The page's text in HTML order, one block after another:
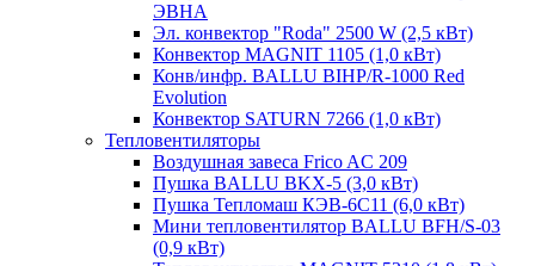
ЭВНА
Эл. конвектор "Roda" 2500 W (2,5 кВт)
Конвектор MAGNIT 1105 (1,0 кВт)
Конв/инфр. BALLU BIHP/R-1000 Red
Evolution
Конвектор SATURN 7266 (1,0 кВт)
Тепловентиляторы
Воздушная завеса Frico AC 209
Пушка BALLU BKX-5 (3,0 кВт)
Пушка Тепломаш КЭВ-6С11 (6,0 кВт)
Мини тепловентилятор BALLU BFH/S-03
(0,9 кВт)